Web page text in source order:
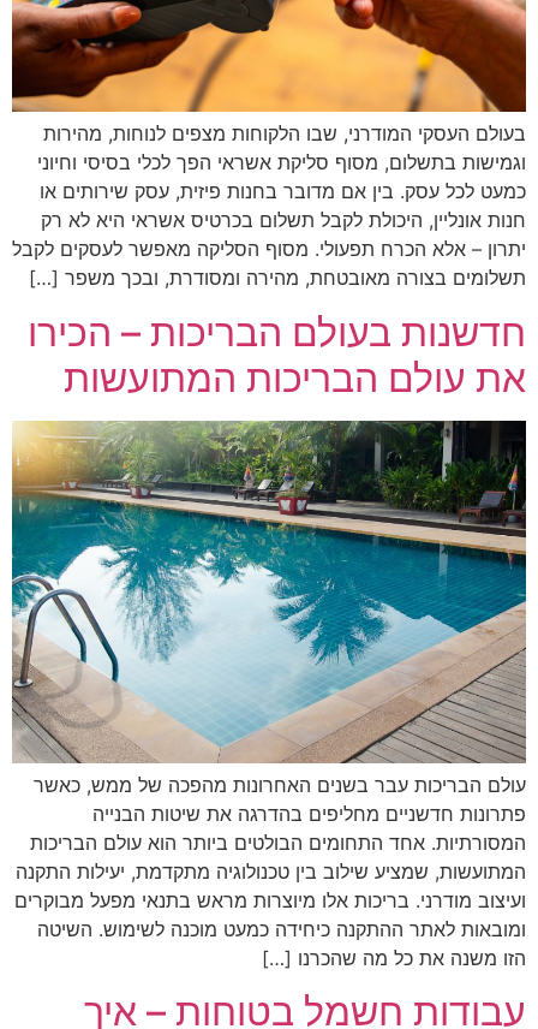
בעולם העסקי המודרני, שבו הלקוחות מצפים לנוחות, מהירות
וגמישות בתשלום, מסוף סליקת אשראי הפך לכלי בסיסי וחיוני
כמעט לכל עסק. בין אם מדובר בחנות פיזית, עסק שירותים או
חנות אונליין, היכולת לקבל תשלום בכרטיס אשראי היא לא רק
יתרון – אלא הכרח תפעולי. מסוף הסליקה מאפשר לעסקים לקבל
תשלומים בצורה מאובטחת, מהירה ומסודרת, ובכך משפר […]
חדשנות בעולם הבריכות – הכירו
את עולם הבריכות המתועשות
עולם הבריכות עבר בשנים האחרונות מהפכה של ממש, כאשר
פתרונות חדשניים מחליפים בהדרגה את שיטות הבנייה
המסורתיות. אחד התחומים הבולטים ביותר הוא עולם הבריכות
המתועשות, שמציע שילוב בין טכנולוגיה מתקדמת, יעילות התקנה
ועיצוב מודרני. בריכות אלו מיוצרות מראש בתנאי מפעל מבוקרים
ומובאות לאתר ההתקנה כיחידה כמעט מוכנה לשימוש. השיטה
הזו משנה את כל מה שהכרנו […]
עבודות חשמל בטוחות – איך